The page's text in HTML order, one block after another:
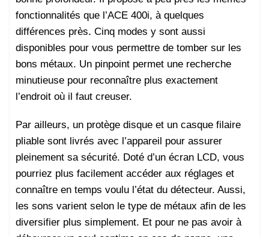
fonctionnalités que l’ACE 400i, à quelques
différences près. Cinq modes y sont aussi
disponibles pour vous permettre de tomber sur les
bons métaux. Un pinpoint permet une recherche
minutieuse pour reconnaître plus exactement
l’endroit où il faut creuser.
Par ailleurs, un protège disque et un casque filaire
pliable sont livrés avec l’appareil pour assurer
pleinement sa sécurité. Doté d’un écran LCD, vous
pourriez plus facilement accéder aux réglages et
connaître en temps voulu l’état du détecteur. Aussi,
les sons varient selon le type de métaux afin de les
diversifier plus simplement. Et pour ne pas avoir à